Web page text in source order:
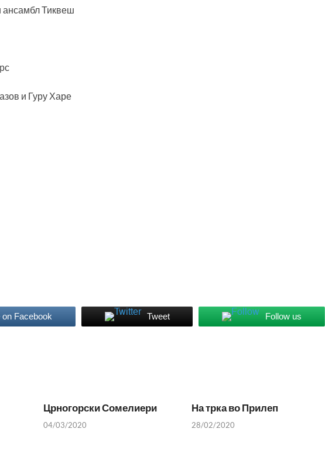
ансамбл Тиквеш
и Гуру Харе
on Facebook Tweet Follow us
Црногорски Сомелиери
04/03/2020
На трка во Прилеп
28/02/2020